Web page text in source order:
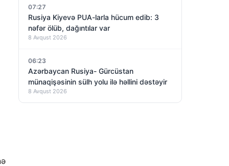
07:27
Rusiya Kiyevə PUA-larla hücum edib: 3
nəfər ölüb, dağıntılar var
8 Avqust 2026
06:23
Azərbaycan Rusiya- Gürcüstan
münaqişəsinin sülh yolu ilə həllini dəstəyir
8 Avqust 2026